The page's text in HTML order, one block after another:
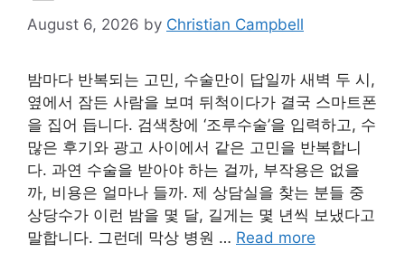
August 6, 2026 by Christian Campbell
밤마다 반복되는 고민, 수술만이 답일까 새벽 두 시,
옆에서 잠든 사람을 보며 뒤척이다가 결국 스마트폰
을 집어 듭니다. 검색창에 ‘조루수술’을 입력하고, 수
많은 후기와 광고 사이에서 같은 고민을 반복합니
다. 과연 수술을 받아야 하는 걸까, 부작용은 없을
까, 비용은 얼마나 들까. 제 상담실을 찾는 분들 중
상당수가 이런 밤을 몇 달, 길게는 몇 년씩 보냈다고
말합니다. 그런데 막상 병원 … Read more